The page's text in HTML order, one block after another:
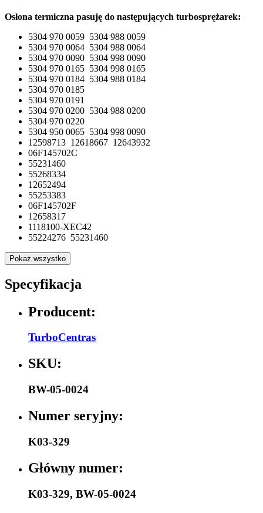
Osłona termiczna pasuję do następujących turbosprężarek:
5304 970 0059 5304 988 0059
5304 970 0064 5304 988 0064
5304 970 0090 5304 998 0090
5304 970 0165 5304 998 0165
5304 970 0184 5304 988 0184
5304 970 0185
5304 970 0191
5304 970 0200 5304 988 0200
5304 970 0220
5304 950 0065 5304 998 0090
12598713 12618667 12643932
06F145702C
55231460
55268334
12652494
55253383
06F145702F
12658317
1118100-XEC42
55224276 55231460
Pokaż wszystko
Specyfikacja
Producent:
TurboCentras
SKU:
BW-05-0024
Numer seryjny:
K03-329
Główny numer:
K03-329, BW-05-0024